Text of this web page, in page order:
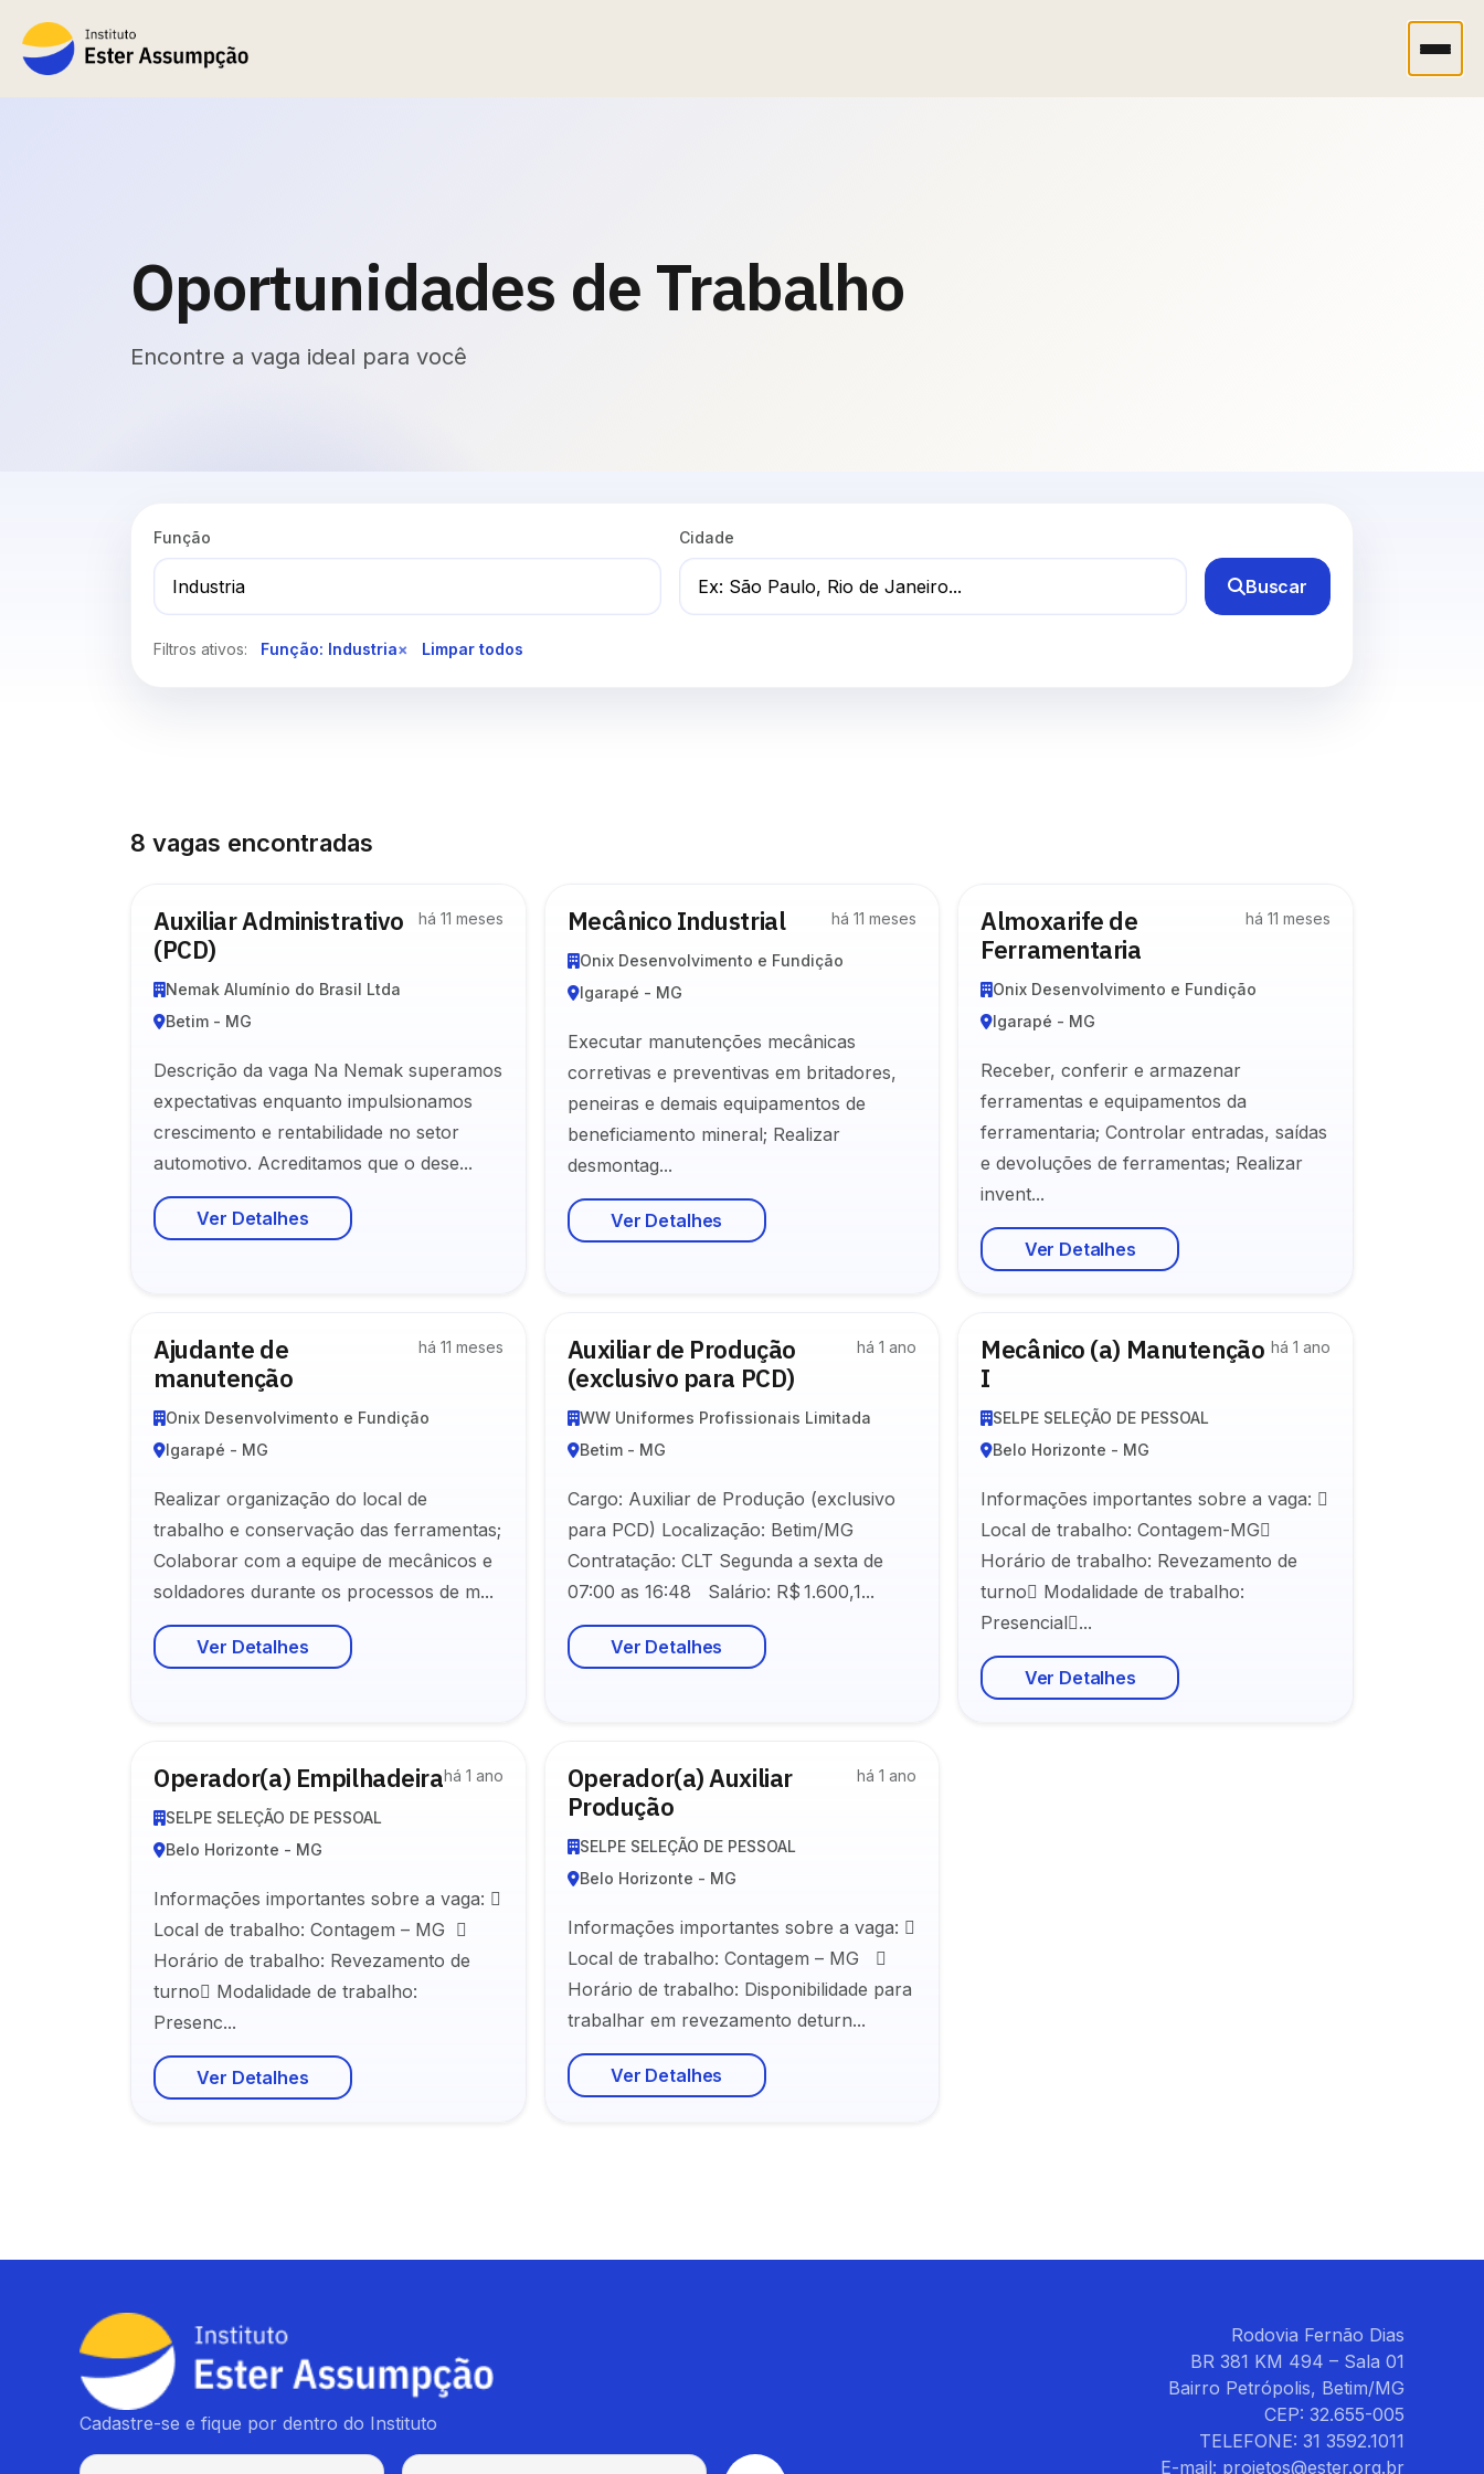
Oportunidades de Trabalho
Encontre a vaga ideal para você
Função Cidade
Buscar
Filtros ativos: Função: Industria× Limpar todos
8 vagas encontradas
Auxiliar Administrativo
(PCD)
há 11 meses
Nemak Alumínio do Brasil Ltda
Betim - MG
Descrição da vaga Na Nemak superamos
expectativas enquanto impulsionamos
crescimento e rentabilidade no setor
automotivo. Acreditamos que o dese...
Ver Detalhes
Mecânico Industrial há 11 meses
Onix Desenvolvimento e Fundição
Igarapé - MG
Executar manutenções mecânicas
corretivas e preventivas em britadores,
peneiras e demais equipamentos de
beneficiamento mineral; Realizar
desmontag...
Ver Detalhes
Almoxarife de
Ferramentaria
há 11 meses
Onix Desenvolvimento e Fundição
Igarapé - MG
Receber, conferir e armazenar
ferramentas e equipamentos da
ferramentaria; Controlar entradas, saídas
e devoluções de ferramentas; Realizar
invent...
Ver Detalhes
Ajudante de
manutenção
há 11 meses
Onix Desenvolvimento e Fundição
Igarapé - MG
Realizar organização do local de
trabalho e conservação das ferramentas;
Colaborar com a equipe de mecânicos e
soldadores durante os processos de m...
Ver Detalhes
Auxiliar de Produção
(exclusivo para PCD)
há 1 ano
WW Uniformes Profissionais Limitada
Betim - MG
Cargo: Auxiliar de Produção (exclusivo
para PCD) Localização: Betim/MG
Contratação: CLT Segunda a sexta de
07:00 as 16:48 Salário: R$ 1.600,1...
Ver Detalhes
Mecânico (a) Manutenção
I
há 1 ano
SELPE SELEÇÃO DE PESSOAL
Belo Horizonte - MG
Informações importantes sobre a vaga: 
Local de trabalho: Contagem-MG
Horário de trabalho: Revezamento de
turno Modalidade de trabalho:
Presencial...
Ver Detalhes
Operador(a) Empilhadeirahá 1 ano
SELPE SELEÇÃO DE PESSOAL
Belo Horizonte - MG
Informações importantes sobre a vaga: 
Local de trabalho: Contagem – MG 
Horário de trabalho: Revezamento de
turno Modalidade de trabalho:
Presenc...
Ver Detalhes
Operador(a) Auxiliar
Produção
há 1 ano
SELPE SELEÇÃO DE PESSOAL
Belo Horizonte - MG
Informações importantes sobre a vaga: 
Local de trabalho: Contagem – MG 
Horário de trabalho: Disponibilidade para
trabalhar em revezamento deturn...
Ver Detalhes
Cadastre-se e fique por dentro do Instituto
Rodovia Fernão Dias
BR 381 KM 494 – Sala 01
Bairro Petrópolis, Betim/MG
CEP: 32.655-005
TELEFONE: 31 3592.1011
E-mail: projetos@ester.org.br